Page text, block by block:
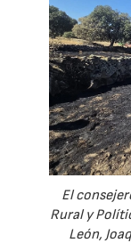
El
Rural y
León,